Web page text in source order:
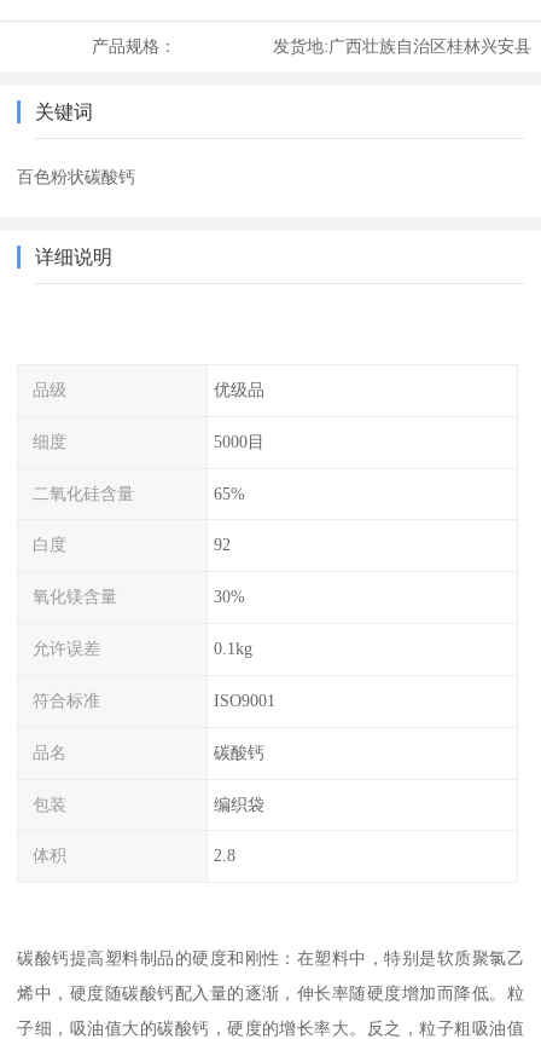
产品规格： 发货地:广西壮族自治区桂林兴安县
关键词
百色粉状碳酸钙
详细说明
品级 优级品
细度 5000目
二氧化硅含量 65%
白度 92
氧化镁含量 30%
允许误差 0.1kg
符合标准 ISO9001
品名 碳酸钙
包装 编织袋
体积 2.8
碳酸钙提高塑料制品的硬度和刚性：在塑料中，特别是软质聚氯乙
烯中，硬度随碳酸钙配入量的逐渐，伸长率随硬度增加而降低。粒
子细，吸油值大的碳酸钙，硬度的增长率大。反之，粒子粗吸油值